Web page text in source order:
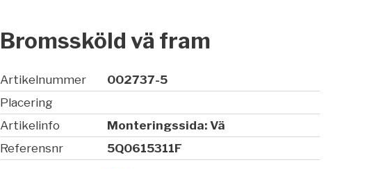
Bromssköld vä fram
Artikelnummer
002737-5
Placering
Artikelinfo
Monteringssida: Vä
Referensnr
5Q0615311F